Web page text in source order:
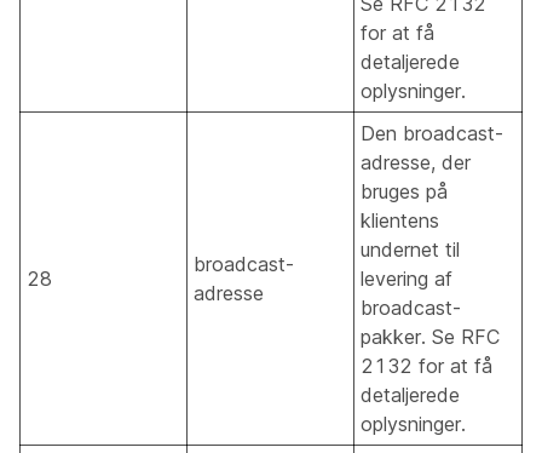
for at få
detaljerede
oplysninger.
28
broadcast-
adresse
Den broadcast-
adresse, der
bruges på
klientens
undernet til
levering af
broadcast-
pakker. Se RFC
2132 for at få
detaljerede
oplysninger.